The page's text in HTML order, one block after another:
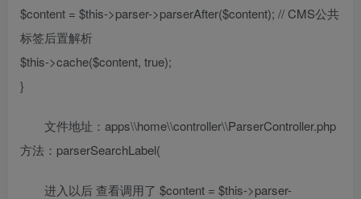
$content = $this->parser->parserAfter($content); // CMS公共
标签后置解析
$this->cache($content, true);
}
文件地址：apps\\home\\controller\\ParserController.php
方法：parserSearchLabel(
进入以后 查看调用了 $content = $this->parser-